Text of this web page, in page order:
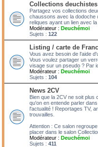
Collections
Partagez vos collections
chaussons avec la dodoche
reliques ayant un lien avec
Modérateur : Deuchémoi
Sujets : 122
Listing / carte de
Vous avez besoin de l'aide
Vous voulez partager un
visage sur un pseudo ? Par
Modérateur : Deuchémoi
Sujets : 104
News 2CV
Bien que la 2CV ne soit
qu'on en entende parler
l'actualité ! Reportages TV,
trouvailles.
Attention : Ce salon
placer dans le salon
Modérateur : Deuchémoi
Sujets : 411